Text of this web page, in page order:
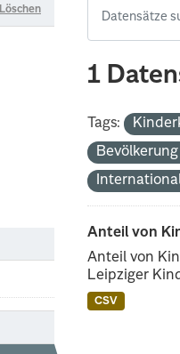
Löschen
1
Tags:
Anteil von
Anteil von
Leipziger
CSV